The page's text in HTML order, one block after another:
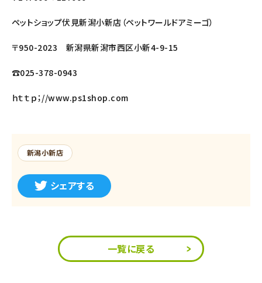
ペットショップ伏見新潟小新店（ペットワールドアミーゴ）
〒950-2023 新潟県新潟市西区小新4-9-15
☎025-378-0943
ｈｔｔｐ；//www.ps1shop.com
新潟小新店
シェアする
一覧に戻る